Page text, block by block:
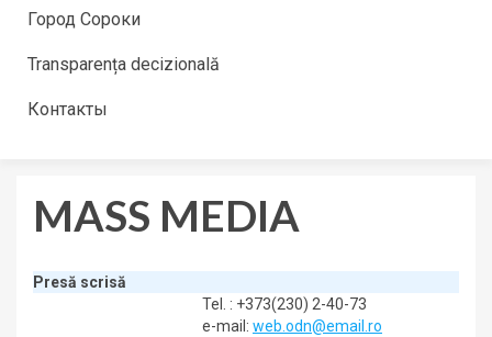
Город Сороки
Transparența decizională
Контакты
MASS MEDIA
Presă scrisă
Tel. : +373(230) 2-40-73
e-mail: web.odn@email.ro